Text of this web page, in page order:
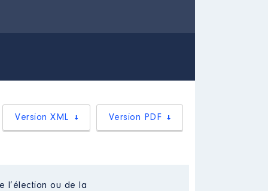
Version PDF
Version XML
l’élection ou de la